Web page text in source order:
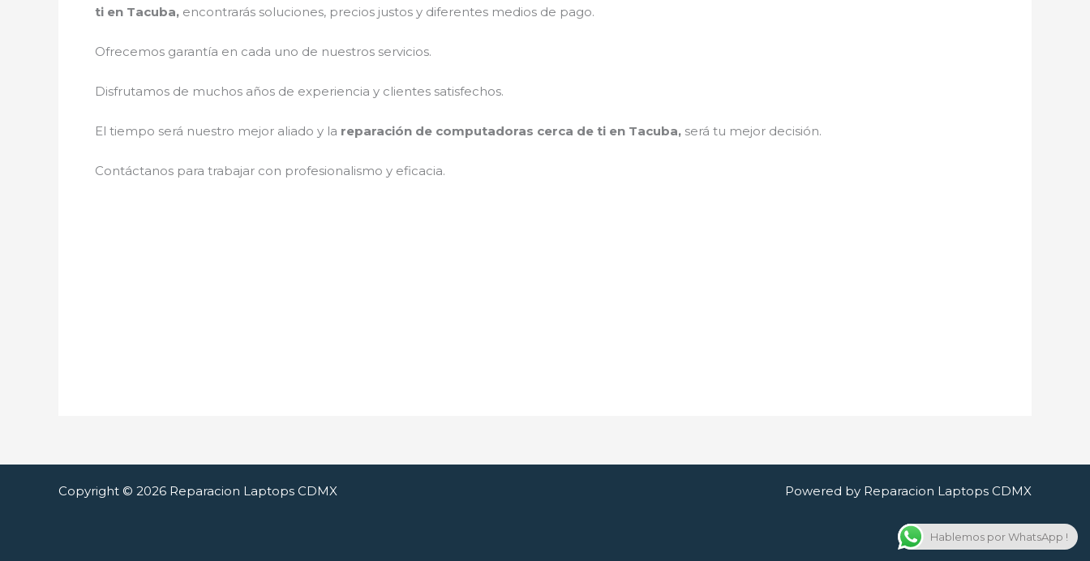
ti en Tacuba, encontrarás soluciones, precios justos y diferentes medios de pago.
Ofrecemos garantía en cada uno de nuestros servicios.
Disfrutamos de muchos años de experiencia y clientes satisfechos.
El tiempo será nuestro mejor aliado y la reparación de computadoras cerca de ti en Tacuba, será tu mejor decisión.
Contáctanos para trabajar con profesionalismo y eficacia.
Copyright © 2026 Reparacion Laptops CDMX Powered by Reparacion Laptops CDMX
Hablemos por WhatsApp !